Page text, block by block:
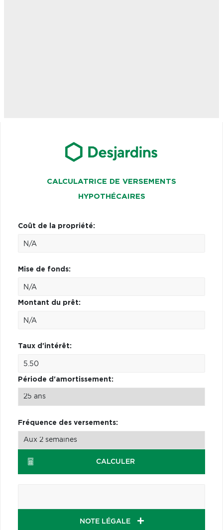
CALCULATRICE DE VERSEMENTS
HYPOTHÉCAIRES
Coût de la propriété:
Mise de fonds:
Montant du prêt:
Taux d'intérêt:
Période d'amortissement:
Fréquence des versements:
CALCULER
NOTE LÉGALE